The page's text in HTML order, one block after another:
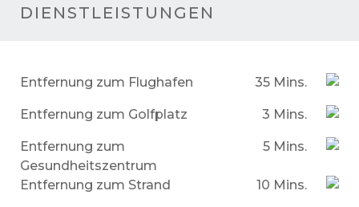
DIENSTLEISTUNGEN
Entfernung zum Flughafen 35 Mins.
Entfernung zum Golfplatz 3 Mins.
Entfernung zum
Gesundheitszentrum
5 Mins.
Entfernung zum Strand 10 Mins.